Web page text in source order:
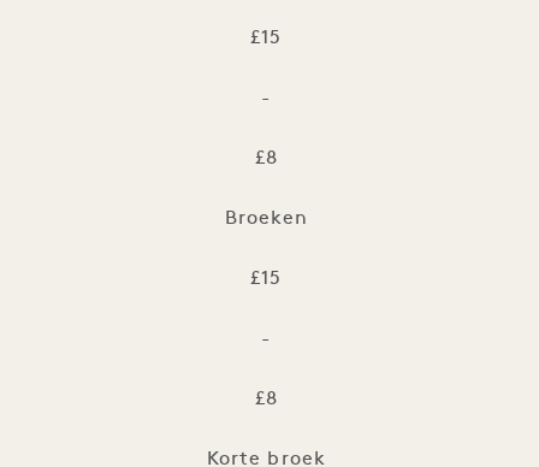
£15
-
£8
Broeken
£15
-
£8
Korte broek